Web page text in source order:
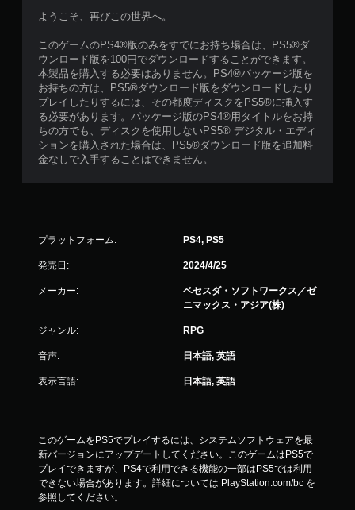
オ
に
し
た
と
き
の
抵
抗
効
な
す
。
ようこそ、再びこの世界へ。
このゲームのPS4®版のみをすでにお持ち場合は、PS5®ダ
ウンロード版を100円でダウンロードすることができます。
本製品を購入する必要はありません。PS4®パッケージ版を
お持ちの方は、PS5®ダウンロード版をダウンロードしたり
プレイしたりするには、その都度ディスクをPS5®に挿入す
る必要があります。パッケージ版のPS4®用タイトルをお持
ちの方でも、ディスクを使用しないPS5® デジタル・エディ
ションを購入された場合は、PS5®ダウンロード版を追加料
金なしで入手することはできません。
プラットフォーム: PS4, PS5
発売日: 2024/4/25
メーカー:
ベセスダ・ソフトワークス／ゼ
ニマックス・アジア(株)
ジャンル: RPG
音声: 日本語, 英語
表示言語: 日本語, 英語
このゲームをPS5でプレイするには、システムソフトウェアを最
新バージョンにアップデートしてください。このゲームはPS5で
プレイできますが、PS4で利用できる機能の一部はPS5では利用
できない場合があります。詳細については PlayStation.com/bc を
参照してください。